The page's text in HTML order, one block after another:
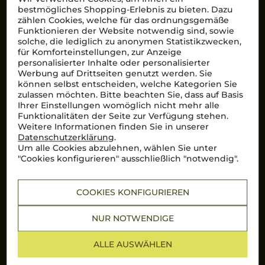
bestmögliches Shopping-Erlebnis zu bieten. Dazu
zählen Cookies, welche für das ordnungsgemäße
Funktionieren der Website notwendig sind, sowie
solche, die lediglich zu anonymen Statistikzwecken,
für Komforteinstellungen, zur Anzeige
personalisierter Inhalte oder personalisierter
Werbung auf Drittseiten genutzt werden. Sie
können selbst entscheiden, welche Kategorien Sie
zulassen möchten. Bitte beachten Sie, dass auf Basis
Ihrer Einstellungen womöglich nicht mehr alle
Funktionalitäten der Seite zur Verfügung stehen.
Weitere Informationen finden Sie in unserer
Datenschutzerklärung.
Um alle Cookies abzulehnen, wählen Sie unter
"Cookies konfigurieren" ausschließlich "notwendig".
COOKIES KONFIGURIEREN
NUR NOTWENDIGE
ALLE AUSWÄHLEN
Hervorragend
Über 10.000 Bewertungen auf
Mehr Informationen
Top Links
Rotwein
Weißwein
Prosecco
Primitivo
Services
Lieferkonditionen
Bestellung widerrufen
Enoteca Enzo